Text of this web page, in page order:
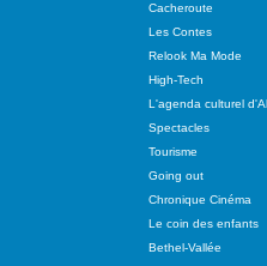
Cacheroute
Les Contes
Relook Ma Mode
High-Tech
L'agenda culturel
Spectacles
Tourisme
Going out
Chronique Cinéma
Le coin des enfants
Bethel-Vallée